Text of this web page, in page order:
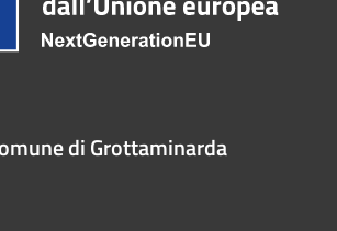
di Grottaminarda